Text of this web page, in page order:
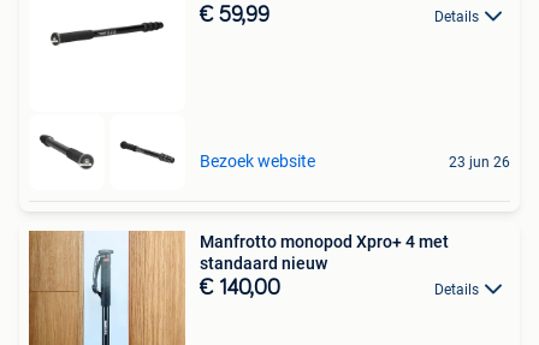
€ 59,99 Details
Bezoek website 23 jun 26
Manfrotto monopod Xpro+ 4 met
standaard nieuw
€ 140,00 Details